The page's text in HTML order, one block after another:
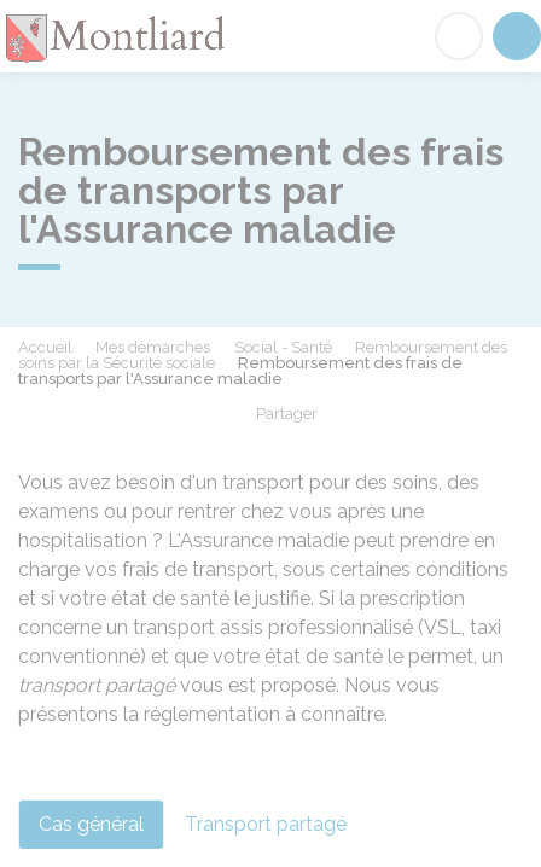
Remboursement des frais
de transports par
l'Assurance maladie
Accueil Mes démarches Social - Santé
Remboursement des
soins par la Sécurité sociale
Remboursement des frais de
transports par l'Assurance maladie
Partager
Vous avez besoin d'un transport pour des soins, des
examens ou pour rentrer chez vous après une
hospitalisation ? L'Assurance maladie peut prendre en
charge vos frais de transport, sous certaines conditions
et si votre état de santé le justifie. Si la prescription
concerne un transport assis professionnalisé (VSL, taxi
conventionné) et que votre état de santé le permet, un
transport partagévous est proposé. Nous vous
présentons la réglementation à connaître.
Cas général Transport partagé